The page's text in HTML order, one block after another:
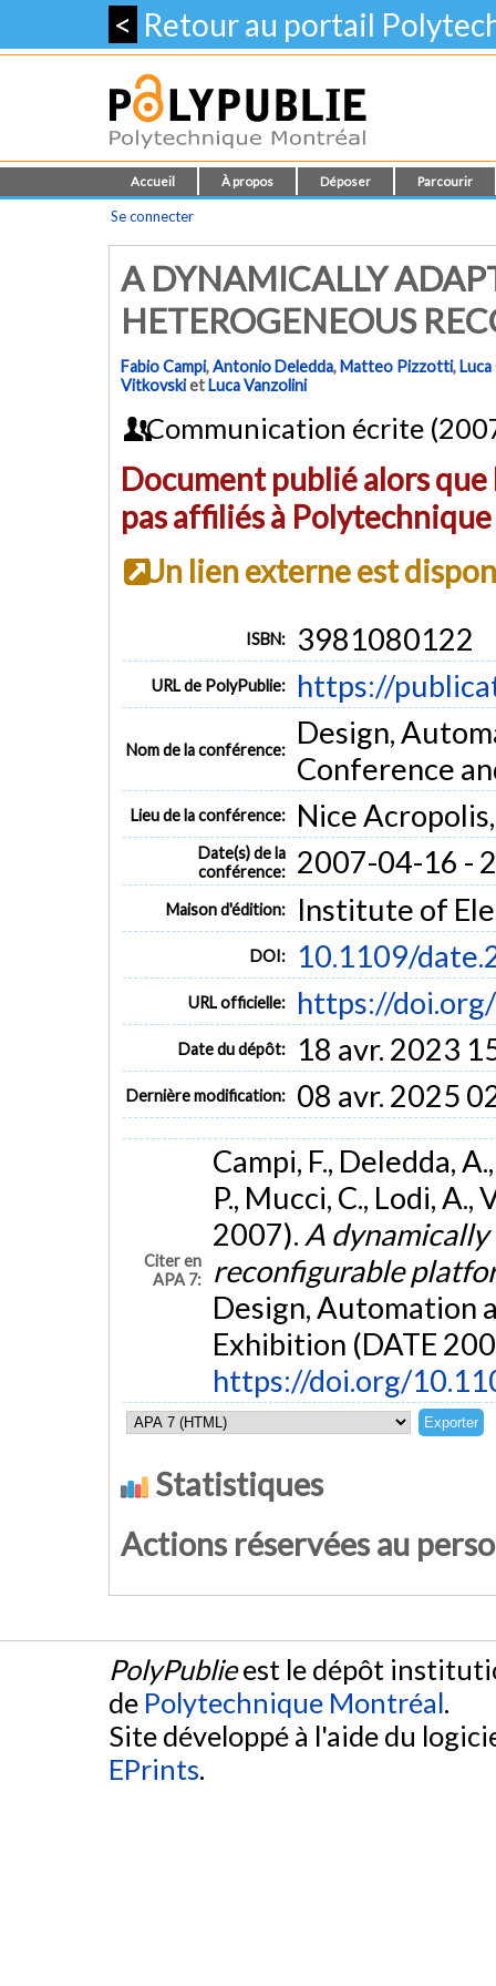
< Retour au portail
Accueil À propos Déposer Parcourir
Se connecter
A DYNAMICALLY
HETEROGENEOUS
Fabio Campi,Antonio Deledda,Matteo Pizzotti,Luca
VitkovskietLuca Vanzolini
Communication écrite
Document publié alors
pas affiliés à
Un lien externe est
ISBN: 3981080122
URL de PolyPublie: https://
Nom de la conférence:
Design,
Conference
Lieu de la conférence: Nice
Date(s) de la
conférence:
2007-04-16 -
Maison d'édition: Institute of
DOI: 10.1109/
URL officielle: https://
Date du dépôt: 18 avr. 2023
Dernière modification: 08 avr. 2025
Citer en
APA 7:
Campi, F., Deledda,
P., Mucci, C., Lodi,
2007). A
reconfigurable
Design, Automation
Exhibition (DATE
https://doi.org/
Statistiques
Actions réservées au
PolyPublieest le dépôt
de Polytechnique Montréal.
Site développé à l'aide du
EPrints.